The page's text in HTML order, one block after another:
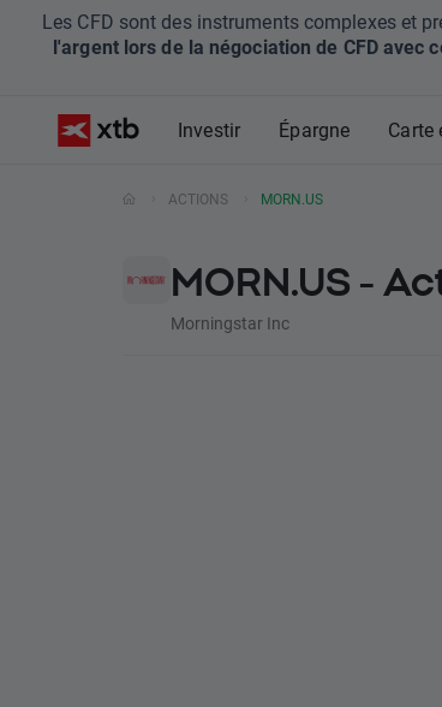
Les CFD sont des instruments complexes et
l'argent lors de la négociation de CFD avec
Investir Épargne Carte
ACTIONS MORN.US
MORN.US -
Morningstar Inc